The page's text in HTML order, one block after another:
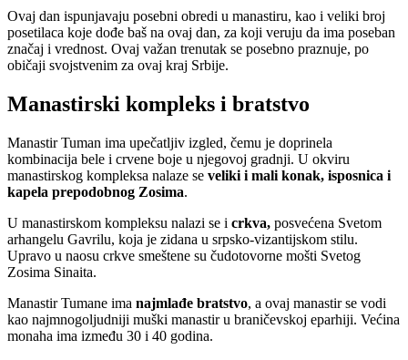
Ovaj dan ispunjavaju posebni obredi u manastiru, kao i veliki broj
posetilaca koje dođe baš na ovaj dan, za koji veruju da ima poseban
značaj i vrednost. Ovaj važan trenutak se posebno praznuje, po
običaji svojstvenim za ovaj kraj Srbije.
Manastirski kompleks i bratstvo
Manastir Tuman ima upečatljiv izgled, čemu je doprinela
kombinacija bele i crvene boje u njegovoj gradnji. U okviru
manastirskog kompleksa nalaze se veliki i mali konak, isposnica i
kapela prepodobnog Zosima.
U manastirskom kompleksu nalazi se i crkva, posvećena Svetom
arhangelu Gavrilu, koja je zidana u srpsko-vizantijskom stilu.
Upravo u naosu crkve smeštene su čudotovorne mošti Svetog
Zosima Sinaita.
Manastir Tumane ima najmlađe bratstvo, a ovaj manastir se vodi
kao najmnogoljudniji muški manastir u braničevskoj eparhiji. Većina
monaha ima između 30 i 40 godina.